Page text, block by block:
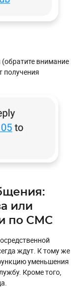
внимание
получения
или
по СМС
ждут. К тому же
уменьшения
Кроме того,